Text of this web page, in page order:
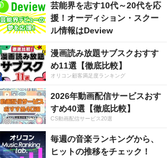
芸能界を志す10代～20代を応
援！オーディション・スクー
ル情報はDeview
漫画読み放題サブスクおすす
め11選【徹底比較】
オリコン顧客満足度ランキング
2026年動画配信サービスおす
すめ40選【徹底比較】
CS動画配信サービス20選
毎週の音楽ランキングから、
ヒットの推移をチェック！